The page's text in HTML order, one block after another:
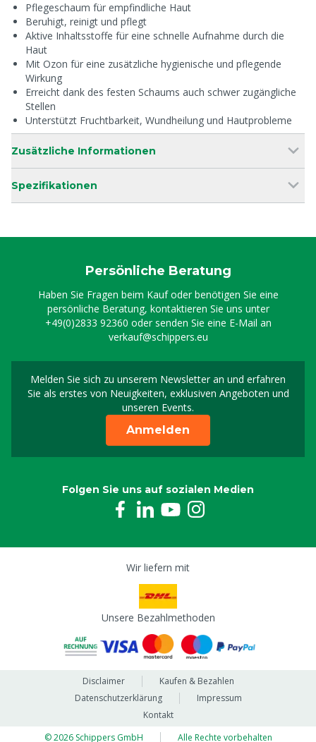
Pflegeschaum für empfindliche Haut
Beruhigt, reinigt und pflegt
Aktive Inhaltsstoffe für eine schnelle Aufnahme durch die
Haut
Mit Ozon für eine zusätzliche hygienische und pflegende
Wirkung
Erreicht dank des festen Schaums auch schwer zugängliche
Stellen
Unterstützt Fruchtbarkeit, Wundheilung und Hautprobleme
Zusätzliche Informationen
Spezifikationen
Persönliche Beratung
Haben Sie Fragen beim Kauf oder benötigen Sie eine
persönliche Beratung, kontaktieren Sie uns unter
+49(0)2833 92360 oder senden Sie eine E-Mail an
verkauf@schippers.eu
Melden Sie sich zu unserem Newsletter an und erfahren
Sie als erstes von Neuigkeiten, exklusiven Angeboten und
unseren Events.
Melden Sie sich für
Anmelden
Folgen Sie uns auf sozialen Medien
Wir liefern mit
Unsere Bezahlmethoden
Disclaimer
Kaufen & Bezahlen
Datenschutzerklärung
Impressum
Kontakt
© 2026 Schippers GmbH
Alle Rechte vorbehalten